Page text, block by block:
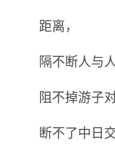
距离，
隔不断人与
阻不掉游子
断不了中日